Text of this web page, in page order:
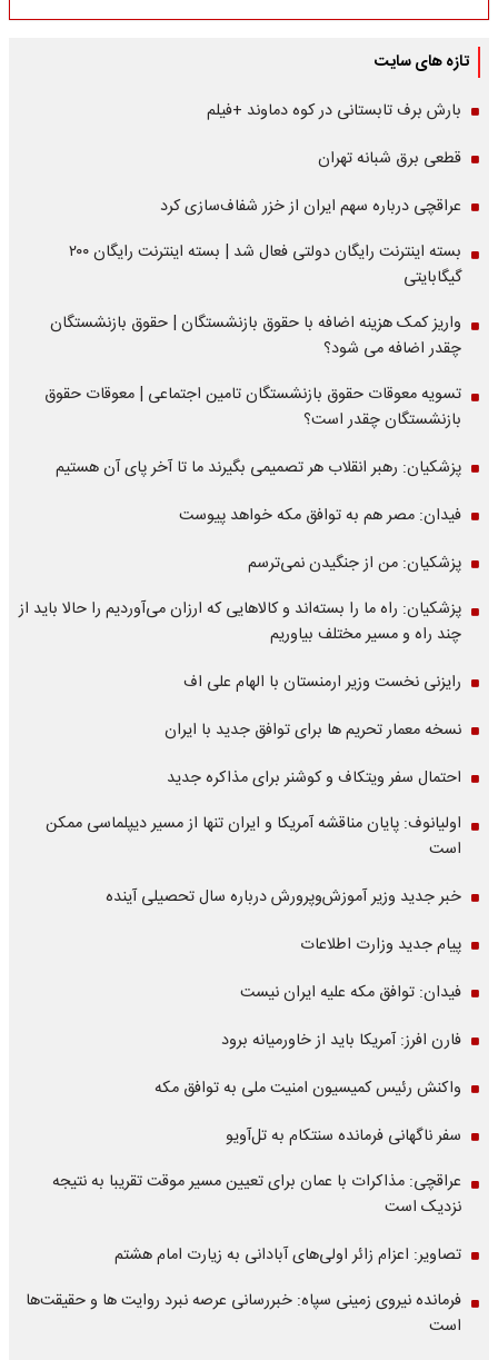
تازه های سایت
بارش برف تابستانی در کوه دماوند +فیلم
قطعی برق شبانه تهران
عراقچی درباره سهم ایران از خزر شفاف‌سازی کرد
بسته اینترنت رایگان دولتی فعال شد | بسته اینترنت رایگان ۲۰۰
گیگابایتی
واریز کمک هزینه اضافه با حقوق بازنشستگان | حقوق بازنشستگان
چقدر اضافه می شود؟
تسویه معوقات حقوق بازنشستگان تامین اجتماعی | معوقات حقوق
بازنشستگان چقدر است؟
پزشکیان: رهبر انقلاب هر تصمیمی بگیرند ما تا آخر پای آن هستیم
فیدان: مصر هم به توافق مکه خواهد پیوست
پزشکیان: من از جنگیدن نمی‌ترسم
پزشکیان: راه ما را بسته‌اند و کالاهایی که ارزان می‌آوردیم را حالا باید از
چند راه و مسیر مختلف بیاوریم
رایزنی نخست وزیر ارمنستان با الهام علی اف
نسخه معمار تحریم ها برای توافق جدید با ایران
احتمال سفر ویتکاف و کوشنر برای مذاکره جدید
اولیانوف: پایان مناقشه آمریکا و ایران تنها از مسیر دیپلماسی ممکن
است
خبر جدید وزیر آموزش‌وپرورش درباره سال تحصیلی آینده
پیام جدید وزارت اطلاعات
فیدان: توافق مکه علیه ایران نیست
فارن افرز: آمریکا باید از خاورمیانه برود
واکنش رئیس کمیسیون امنیت ملی به توافق مکه
سفر ناگهانی فرمانده سنتکام به تل‌آویو
عراقچی: مذاکرات با عمان برای تعیین مسیر موقت تقریبا به نتیجه
نزدیک است
تصاویر: اعزام زائر اولی‌های آبادانی به زیارت امام هشتم
فرمانده نیروی زمینی سپاه: خبررسانی عرصه نبرد روایت ها و حقیقت‌ها
است